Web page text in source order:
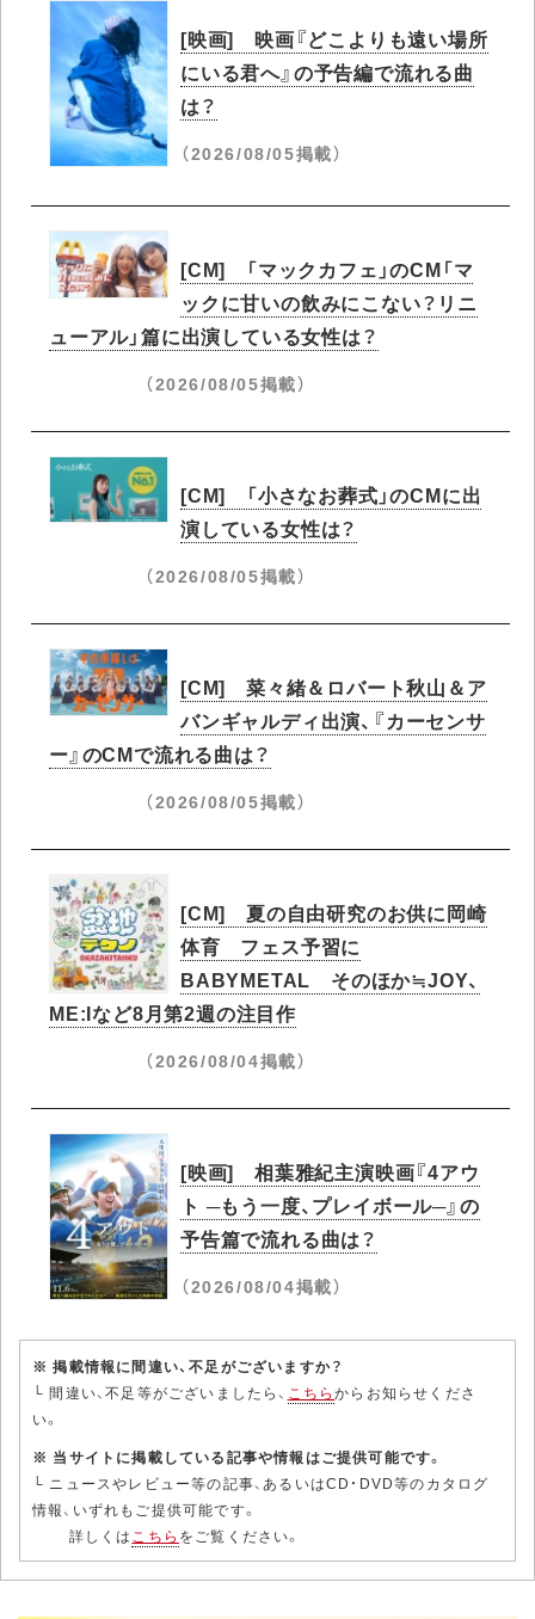
[映画] 映画『どこよりも遠い場所
にいる君へ』の予告編で流れる曲
は？
（2026/08/05掲載）
[CM] 「マックカフェ」のCM「マ
ックに甘いの飲みにこない？リニ
ューアル」篇に出演している女性は？
（2026/08/05掲載）
[CM] 「小さなお葬式」のCMに出
演している女性は？
（2026/08/05掲載）
[CM] 菜々緒＆ロバート秋山＆ア
バンギャルディ出演、『カーセンサ
ー』のCMで流れる曲は？
（2026/08/05掲載）
[CM] 夏の自由研究のお供に岡崎
体育 フェス予習に
BABYMETAL そのほか≒JOY、
ME:Iなど8月第2週の注目作
（2026/08/04掲載）
[映画] 相葉雅紀主演映画『4アウ
ト ─もう一度、プレイボール─』の
予告篇で流れる曲は？
（2026/08/04掲載）
※ 掲載情報に間違い、不足がございますか？
└ 間違い、不足等がございましたら、 こちらからお知らせくださ
い。
※ 当サイトに掲載している記事や情報はご提供可能です。
└ ニュースやレビュー等の記事、あるいはCD・DVD等のカタログ
情報、いずれもご提供可能です。
詳しくは こちら をご覧ください。